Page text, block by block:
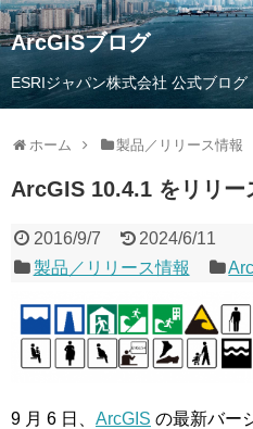
ArcGISブログ
ESRIジャパン株式会社 公式ブログ
ホーム 製品／リリース情報
ArcGIS 10.4.1 をリリー
2016/9/7
2024/6/11
製品／リリース情報
9 月 6 日、 ArcGIS の最新バー